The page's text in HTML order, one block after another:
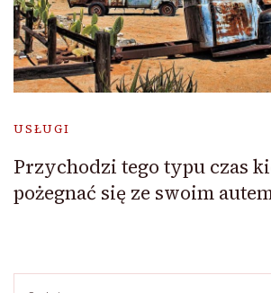
USŁUGI
Przychodzi tego typu czas
pożegnać się ze swoim